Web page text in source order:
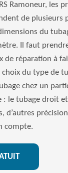
Ramoneur, les
de plusieurs
du
Il faut
de réparation à
choix du type de
chez un
: le tubage droit
d’autres
compte.